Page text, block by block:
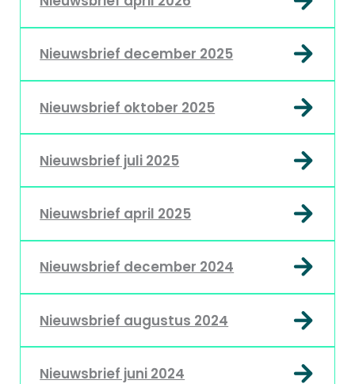
Nieuwsbrief december 2025
Nieuwsbrief oktober 2025
Nieuwsbrief juli 2025
Nieuwsbrief april 2025
Nieuwsbrief december 2024
Nieuwsbrief augustus 2024
Nieuwsbrief juni 2024